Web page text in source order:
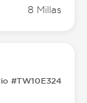
8 Millas
#TW10E324